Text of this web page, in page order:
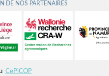
DE NOS PARTENAIRES
CePiCOP